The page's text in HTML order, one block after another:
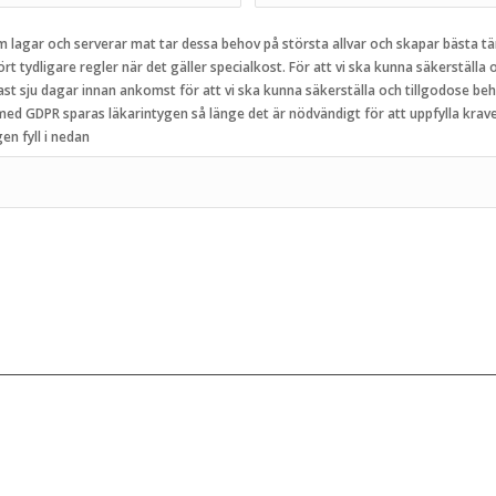
och serverar mat tar dessa behov på största allvar och skapar
tydligare regler när det gäller specialkost. För att vi ska kunna
sju dagar innan ankomst för att vi ska kunna säkerställa och tillgodose
GDPR sparas läkarintygen så länge det är nödvändigt för att uppfylla
fyll i nedan